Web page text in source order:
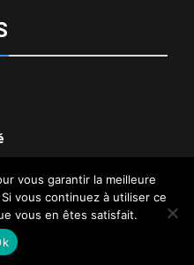
© 2026
vous garantir la meilleure
vous continuez à utiliser ce
vous en êtes satisfait.